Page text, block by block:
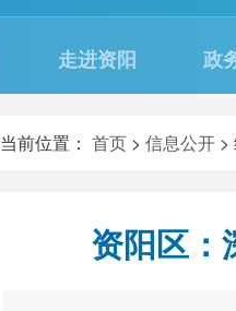
走进资阳 政
当前位置： 首页 > 信息公开 >
资阳区：